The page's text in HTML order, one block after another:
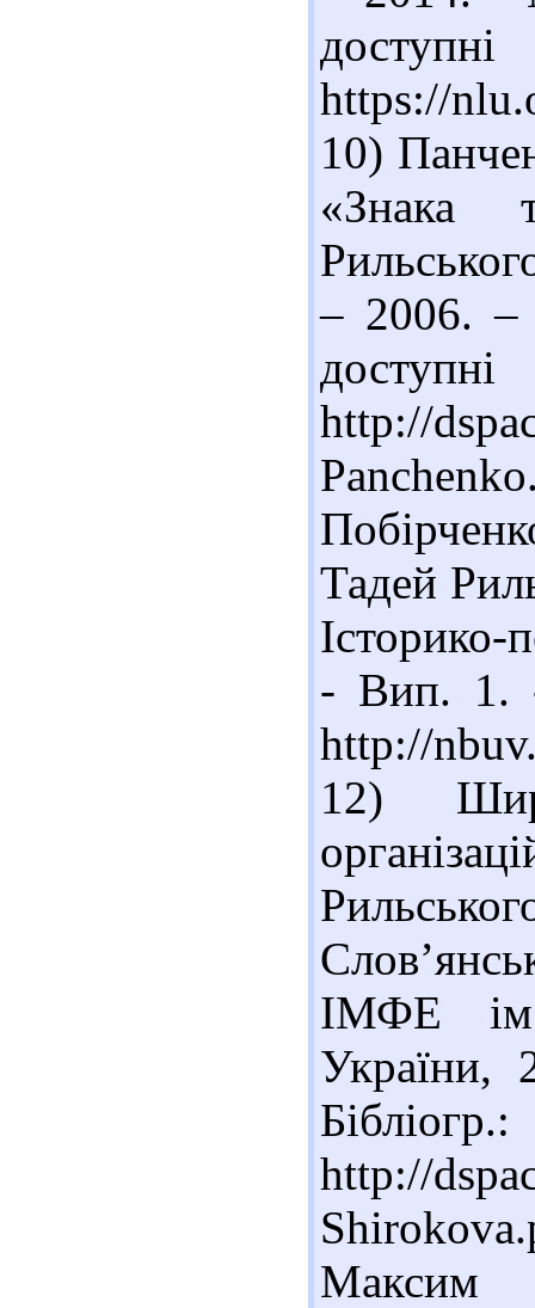
https://
10)
«Знака
– 2006.
http://
Тадей
Історико-
- Вип. 1.
http://
12)
ІМФЕ
http://
Максим